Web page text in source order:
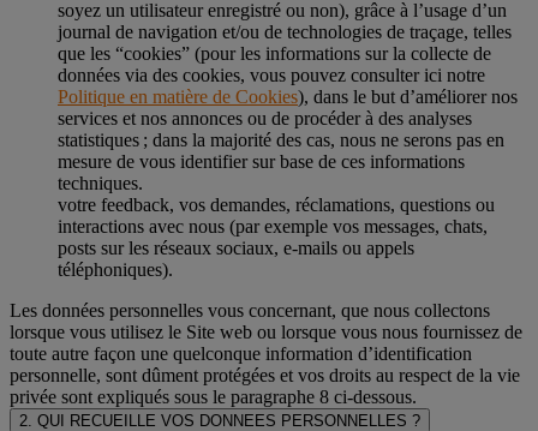
soyez un utilisateur enregistré ou non), grâce à l’usage d’un
journal de navigation et/ou de technologies de traçage, telles
que les “cookies” (pour les informations sur la collecte de
données via des cookies, vous pouvez consulter ici notre
Politique en matière de Cookies), dans le but d’améliorer nos
services et nos annonces ou de procéder à des analyses
statistiques ; dans la majorité des cas, nous ne serons pas en
mesure de vous identifier sur base de ces informations
techniques.
votre feedback, vos demandes, réclamations, questions ou
interactions avec nous (par exemple vos messages, chats,
posts sur les réseaux sociaux, e-mails ou appels
téléphoniques).
Les données personnelles vous concernant, que nous collectons
lorsque vous utilisez le Site web ou lorsque vous nous fournissez de
toute autre façon une quelconque information d’identification
personnelle, sont dûment protégées et vos droits au respect de la vie
privée sont expliqués sous le paragraphe 8 ci-dessous.
2. QUI RECUEILLE VOS DONNEES PERSONNELLES ?